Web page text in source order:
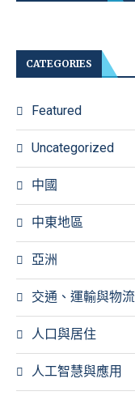
CATEGORIES
Featured
Uncategorized
中國
中東地區
亞洲
交通、運輸與物流
人口與居住
人工智慧與應用